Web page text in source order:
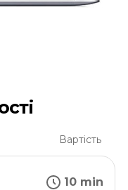
Вартість
10 min